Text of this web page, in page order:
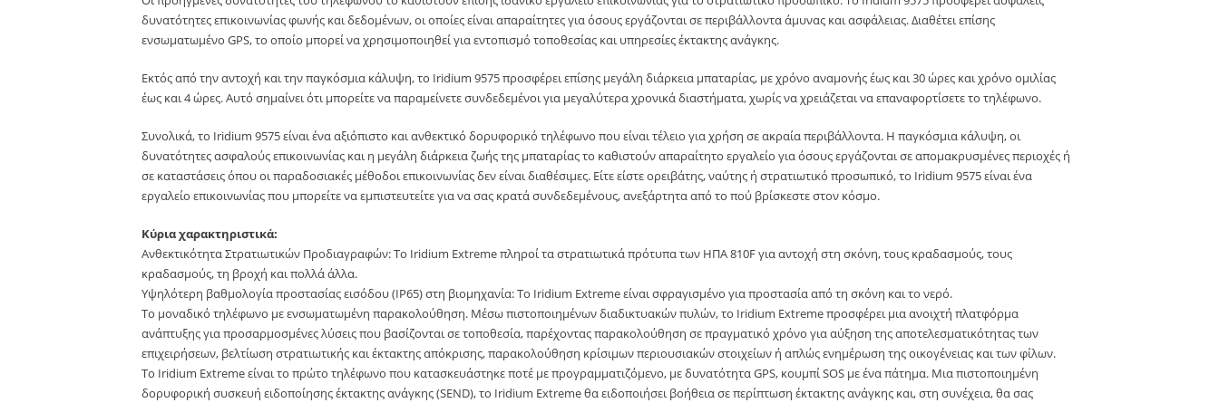
δυνατότητες επικοινωνίας φωνής και δεδομένων, οι οποίες είναι απαραίτητες για όσους εργάζονται σε περιβάλλοντα άμυνας και ασφάλειας. Διαθέτει επίσης
ενσωματωμένο GPS, το οποίο μπορεί να χρησιμοποιηθεί για εντοπισμό τοποθεσίας και υπηρεσίες έκτακτης ανάγκης.
Εκτός από την αντοχή και την παγκόσμια κάλυψη, το Iridium 9575 προσφέρει επίσης μεγάλη διάρκεια μπαταρίας, με χρόνο αναμονής έως και 30 ώρες και χρόνο ομιλίας
έως και 4 ώρες. Αυτό σημαίνει ότι μπορείτε να παραμείνετε συνδεδεμένοι για μεγαλύτερα χρονικά διαστήματα, χωρίς να χρειάζεται να επαναφορτίσετε το τηλέφωνο.
Συνολικά, το Iridium 9575 είναι ένα αξιόπιστο και ανθεκτικό δορυφορικό τηλέφωνο που είναι τέλειο για χρήση σε ακραία περιβάλλοντα. Η παγκόσμια κάλυψη, οι
δυνατότητες ασφαλούς επικοινωνίας και η μεγάλη διάρκεια ζωής της μπαταρίας το καθιστούν απαραίτητο εργαλείο για όσους εργάζονται σε απομακρυσμένες περιοχές ή
σε καταστάσεις όπου οι παραδοσιακές μέθοδοι επικοινωνίας δεν είναι διαθέσιμες. Είτε είστε ορειβάτης, ναύτης ή στρατιωτικό προσωπικό, το Iridium 9575 είναι ένα
εργαλείο επικοινωνίας που μπορείτε να εμπιστευτείτε για να σας κρατά συνδεδεμένους, ανεξάρτητα από το πού βρίσκεστε στον κόσμο.
Κύρια χαρακτηριστικά:
Ανθεκτικότητα Στρατιωτικών Προδιαγραφών: Το Iridium Extreme πληροί τα στρατιωτικά πρότυπα των ΗΠΑ 810F για αντοχή στη σκόνη, τους κραδασμούς, τους
κραδασμούς, τη βροχή και πολλά άλλα.
Υψηλότερη βαθμολογία προστασίας εισόδου (IP65) στη βιομηχανία: Το Iridium Extreme είναι σφραγισμένο για προστασία από τη σκόνη και το νερό.
Το μοναδικό τηλέφωνο με ενσωματωμένη παρακολούθηση. Μέσω πιστοποιημένων διαδικτυακών πυλών, το Iridium Extreme προσφέρει μια ανοιχτή πλατφόρμα
ανάπτυξης για προσαρμοσμένες λύσεις που βασίζονται σε τοποθεσία, παρέχοντας παρακολούθηση σε πραγματικό χρόνο για αύξηση της αποτελεσματικότητας των
επιχειρήσεων, βελτίωση στρατιωτικής και έκτακτης απόκρισης, παρακολούθηση κρίσιμων περιουσιακών στοιχείων ή απλώς ενημέρωση της οικογένειας και των φίλων.
Το Iridium Extreme είναι το πρώτο τηλέφωνο που κατασκευάστηκε ποτέ με προγραμματιζόμενο, με δυνατότητα GPS, κουμπί SOS με ένα πάτημα. Μια πιστοποιημένη
δορυφορική συσκευή ειδοποίησης έκτακτης ανάγκης (SEND), το Iridium Extreme θα ειδοποιήσει βοήθεια σε περίπτωση έκτακτης ανάγκης και, στη συνέχεια, θα σας